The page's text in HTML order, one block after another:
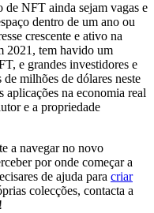
de NFT ainda sejam vagas e
dentro de um ano ou
crescente e ativo na
2021, tem havido um
e grandes investidores e
milhões de dólares neste
na economia real
e a propriedade
a navegar no novo
por onde começar a
de ajuda para criar
colecções, contacta a